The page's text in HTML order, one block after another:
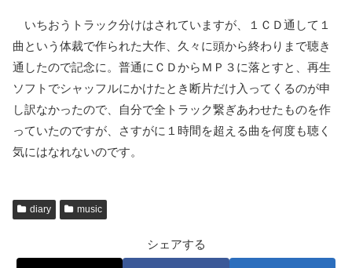
いちおうトラック分けはされていますが、１ＣＤ通して１
曲という体裁で作られた大作、久々に頭から終わりまで聴き
通したので記念に。普通にＣＤからＭＰ３に落とすと、再生
ソフトでシャッフルにかけたとき断片だけ入ってくるのが申
し訳なかったので、自分で全トラック繋ぎあわせたものを作
っていたのですが、さすがに１時間を超える曲を何度も聴く
気にはなれないのです。
diary music
シェアする